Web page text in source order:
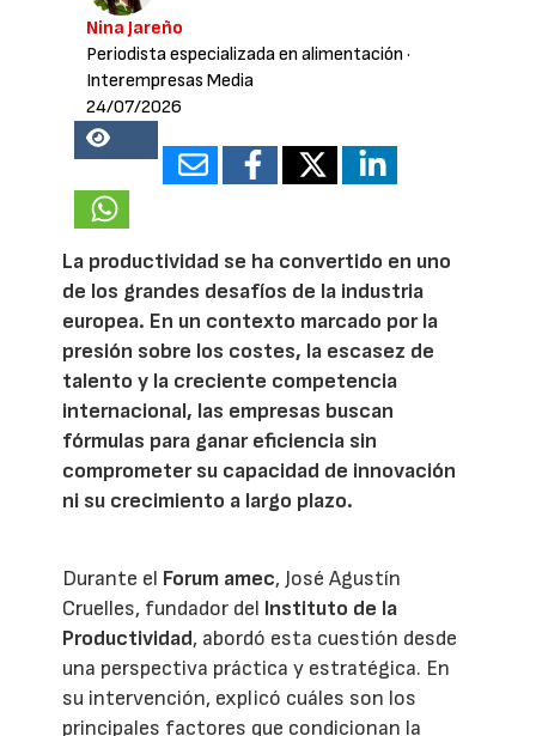
Nina Jareño
Periodista especializada en alimentación ·
Interempresas Media
24/07/2026
18660
La productividad se ha convertido en uno
de los grandes desafíos de la industria
europea. En un contexto marcado por la
presión sobre los costes, la escasez de
talento y la creciente competencia
internacional, las empresas buscan
fórmulas para ganar eficiencia sin
comprometer su capacidad de innovación
ni su crecimiento a largo plazo.
Durante el Forum amec, José Agustín
Cruelles, fundador del Instituto de la
Productividad, abordó esta cuestión desde
una perspectiva práctica y estratégica. En
su intervención, explicó cuáles son los
principales factores que condicionan la